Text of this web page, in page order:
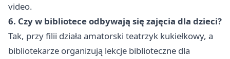
video.
6. Czy w bibliotece odbywają się zajęcia dla dzieci?
Tak, przy filii działa amatorski teatrzyk kukiełkowy, a
bibliotekarze organizują lekcje biblioteczne dla